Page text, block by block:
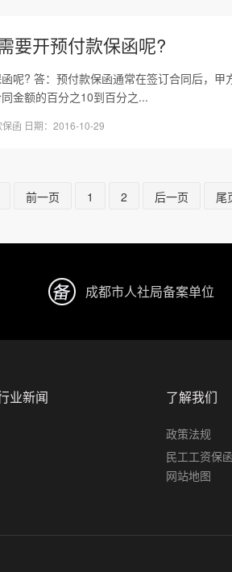
要开预付款保函呢?
呢? 答：预付款保函通常在签订合同后，
金额的百分之10到百分之...
函 日期：2016-10-29
前一页 1 2 后一页 尾
成都市人社局备案单位
业新闻 了解我们
政策法规
民工工资保函
网站地图